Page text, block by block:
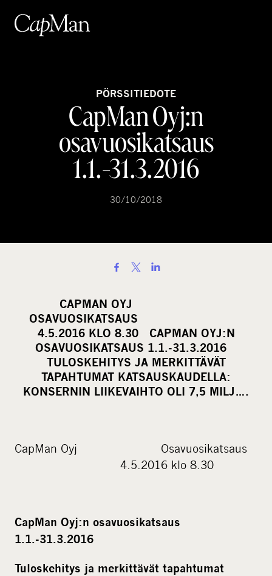
sisältöön
PÖRSSITIEDOTE
CapMan Oyj:n
osavuosikatsaus
1.1.-31.3.2016
30/10/2018
a
r
e
o
n
s
o
i
CAPMAN OYJ
OSAVUOSIKATSAUS
4.5.2016 KLO 8.30 CAPMAN OYJ:N
OSAVUOSIKATSAUS 1.1.-31.3.2016
TULOSKEHITYS JA MERKITTÄVÄT
TAPAHTUMAT KATSAUSKAUDELLA:
KONSERNIN LIIKEVAIHTO OLI 7,5 MILJ….
CapMan Oyj Osavuosikatsaus
4.5.2016 klo 8.30
CapMan Oyj:n osavuosikatsaus
1.1.-31.3.2016
Tuloskehitys ja merkittävät tapahtumat